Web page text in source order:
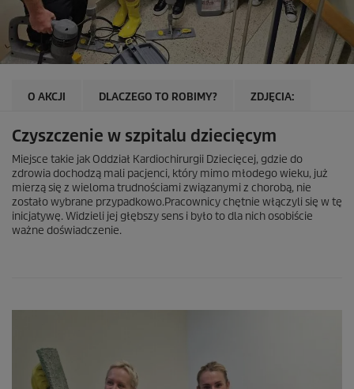
O AKCJI DLACZEGO TO ROBIMY? ZDJĘCIA:
Czyszczenie w szpitalu dziecięcym
Miejsce takie jak Oddział Kardiochirurgii Dziecięcej, gdzie do
zdrowia dochodzą mali pacjenci, który mimo młodego wieku, już
mierzą się z wieloma trudnościami związanymi z chorobą, nie
zostało wybrane przypadkowo.Pracownicy chętnie włączyli się w tę
inicjatywę. Widzieli jej głębszy sens i było to dla nich osobiście
ważne doświadczenie.